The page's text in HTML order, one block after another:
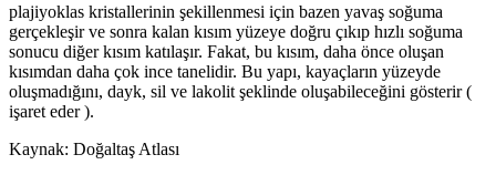
plajiyoklas kristallerinin şekillenmesi için bazen yavaş soğuma
gerçekleşir ve sonra kalan kısım yüzeye doğru çıkıp hızlı soğuma
sonucu diğer kısım katılaşır. Fakat, bu kısım, daha önce oluşan
kısımdan daha çok ince tanelidir. Bu yapı, kayaçların yüzeyde
oluşmadığını, dayk, sil ve lakolit şeklinde oluşabileceğini gösterir (
işaret eder ).
Kaynak: Doğaltaş Atlası